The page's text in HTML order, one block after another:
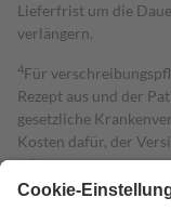
Lieferfrist um die
verlängern.
4Für
Rezept aus und der
gesetzliche
Kosten dafür, der
mit.
Grundsätzlich leisten